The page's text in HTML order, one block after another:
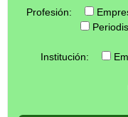
Profesión:
Institución: